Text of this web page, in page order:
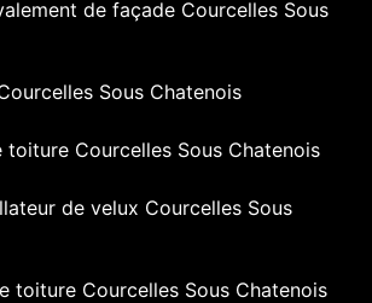
de façade Courcelles Sous
Sous Chatenois
toiture Courcelles Sous Chatenois
de velux Courcelles Sous
toiture Courcelles Sous Chatenois